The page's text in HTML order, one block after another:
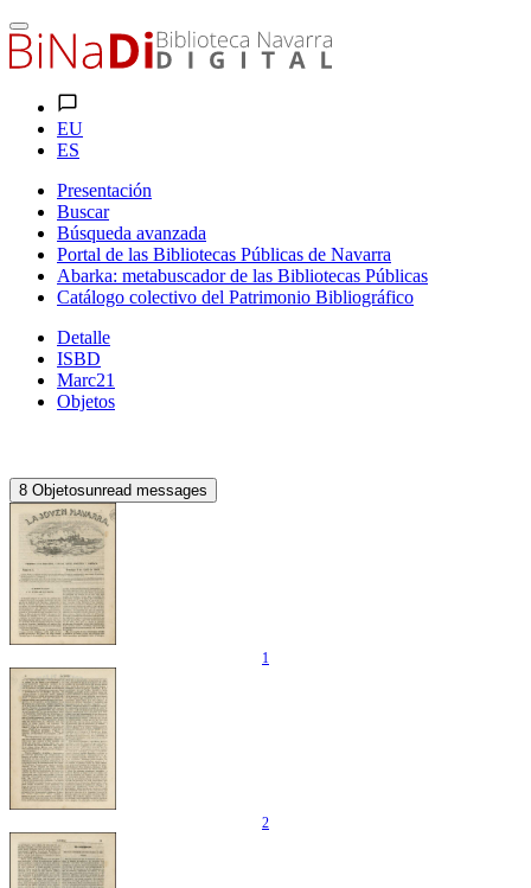
EU
ES
Presentación
Buscar
Búsqueda avanzada
Portal de las Bibliotecas Públicas de Navarra
Abarka: metabuscador de las Bibliotecas Públicas
Catálogo colectivo del Patrimonio Bibliográfico
Detalle
ISBD
Marc21
Objetos
8 Objetosunread messages
1
2